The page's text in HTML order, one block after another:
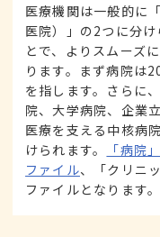
医療機関は一般的に
医院）」の2つに分
とで、よりスムーズ
ります。まず病院は
を指します。さらに
院、大学病院、企業
医療を支える中核病
けられます。
「病院
ファイル、「クリニ
ファイルとなります。